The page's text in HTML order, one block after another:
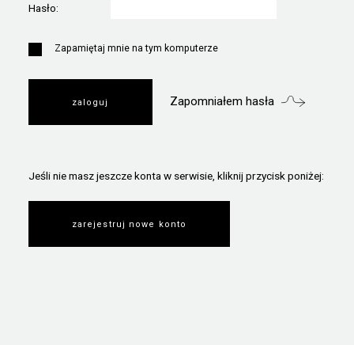
Hasło:
Zapamiętaj mnie na tym komputerze
Zapomniałem hasła
Jeśli nie masz jeszcze konta w serwisie, kliknij przycisk poniżej:
zarejestruj nowe konto